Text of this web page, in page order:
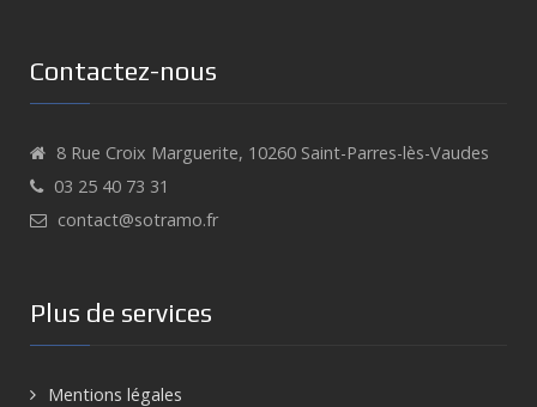
Contactez-nous
8 Rue Croix Marguerite, 10260 Saint-Parres-lès-Vaudes
03 25 40 73 31
contact@sotramo.fr
Plus de services
Mentions légales